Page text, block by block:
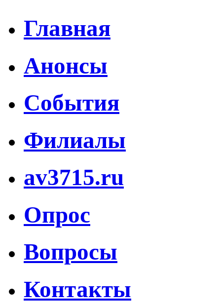
Главная
Анонсы
События
Филиалы
av3715.ru
Опрос
Вопросы
Контакты